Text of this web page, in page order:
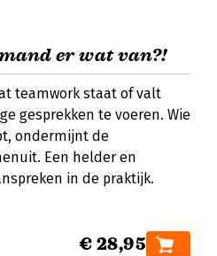
er wat van?!
teamwork staat of valt
gesprekken te voeren. Wie
ondermijnt de
Een helder en
in de praktijk.
€ 28,95